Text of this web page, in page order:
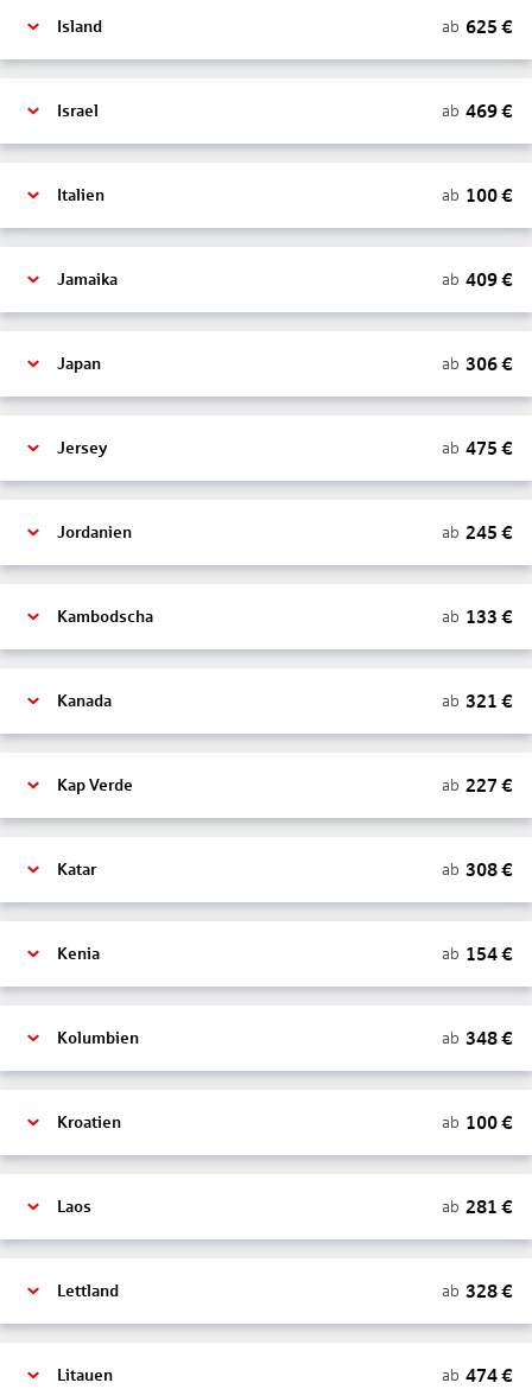
Island ab 625 €
Israel ab 469€
Italien ab 100€
Jamaika ab 409€
Japan ab 306€
Jersey ab 475 €
Jordanien ab 245 €
Kambodscha ab 133 €
Kanada ab 321 €
Kap Verde ab 227 €
Katar ab 308€
Kenia ab 154€
Kolumbien ab 348€
Kroatien ab 100€
Laos ab 281 €
Lettland ab 328€
Litauen ab 474€